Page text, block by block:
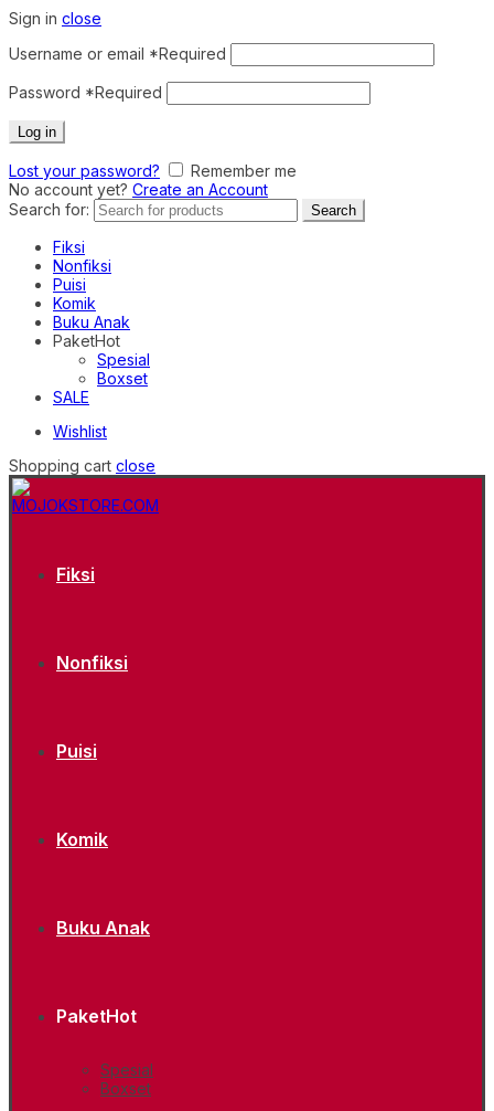
Sign in close
Username or email *Required
Password *Required
Log in
Lost your password?
Remember me
No account yet? Create an Account
Search for:
Search
Fiksi
Nonfiksi
Puisi
Komik
Buku Anak
PaketHot
Spesial
Boxset
SALE
Wishlist
Shopping cart close
Fiksi
Nonfiksi
Puisi
Komik
Buku Anak
PaketHot
Spesial
Boxset